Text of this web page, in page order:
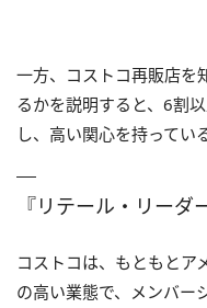
一方、コストコ再販店を
るかを説明すると、6割
し、高い関心を持ってい
『リテール・リー
コストコは、もともとア
の高い業態で、メンバー